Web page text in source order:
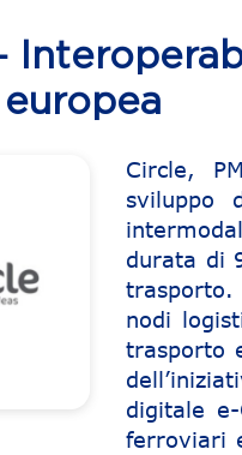
Circle,
sviluppo
durata di
nodi
trasporto
digitale
ferroviari